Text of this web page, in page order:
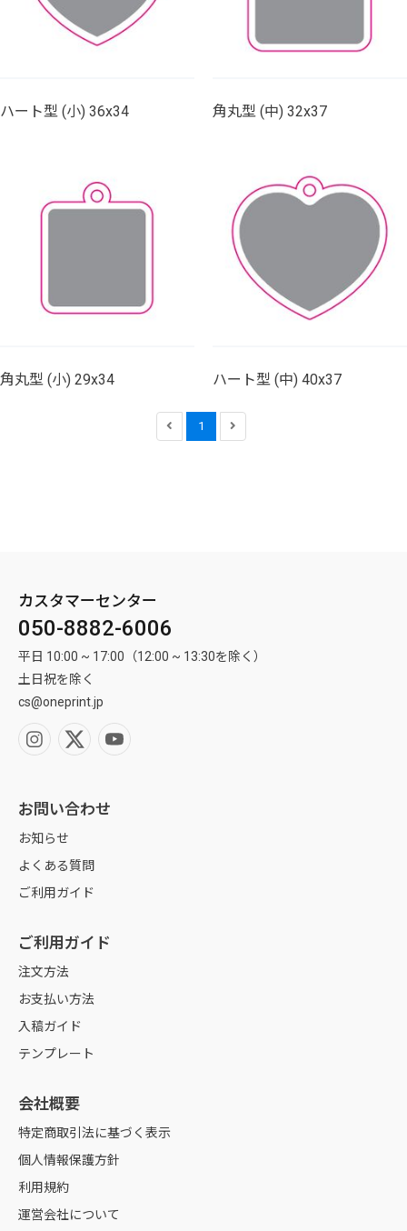
ハート型 (小) 36x34 角丸型 (中) 32x37
角丸型 (小) 29x34 ハート型 (中) 40x37
1
カスタマーセンター
050-8882-6006
平日 10:00 ~ 17:00（12:00 ~ 13:30を除く）
土日祝を除く
cs@oneprint.jp
お問い合わせ
お知らせ
よくある質問
ご利用ガイド
ご利用ガイド
注文方法
お支払い方法
入稿ガイド
テンプレート
会社概要
特定商取引法に基づく表示
個人情報保護方針
利用規約
運営会社について